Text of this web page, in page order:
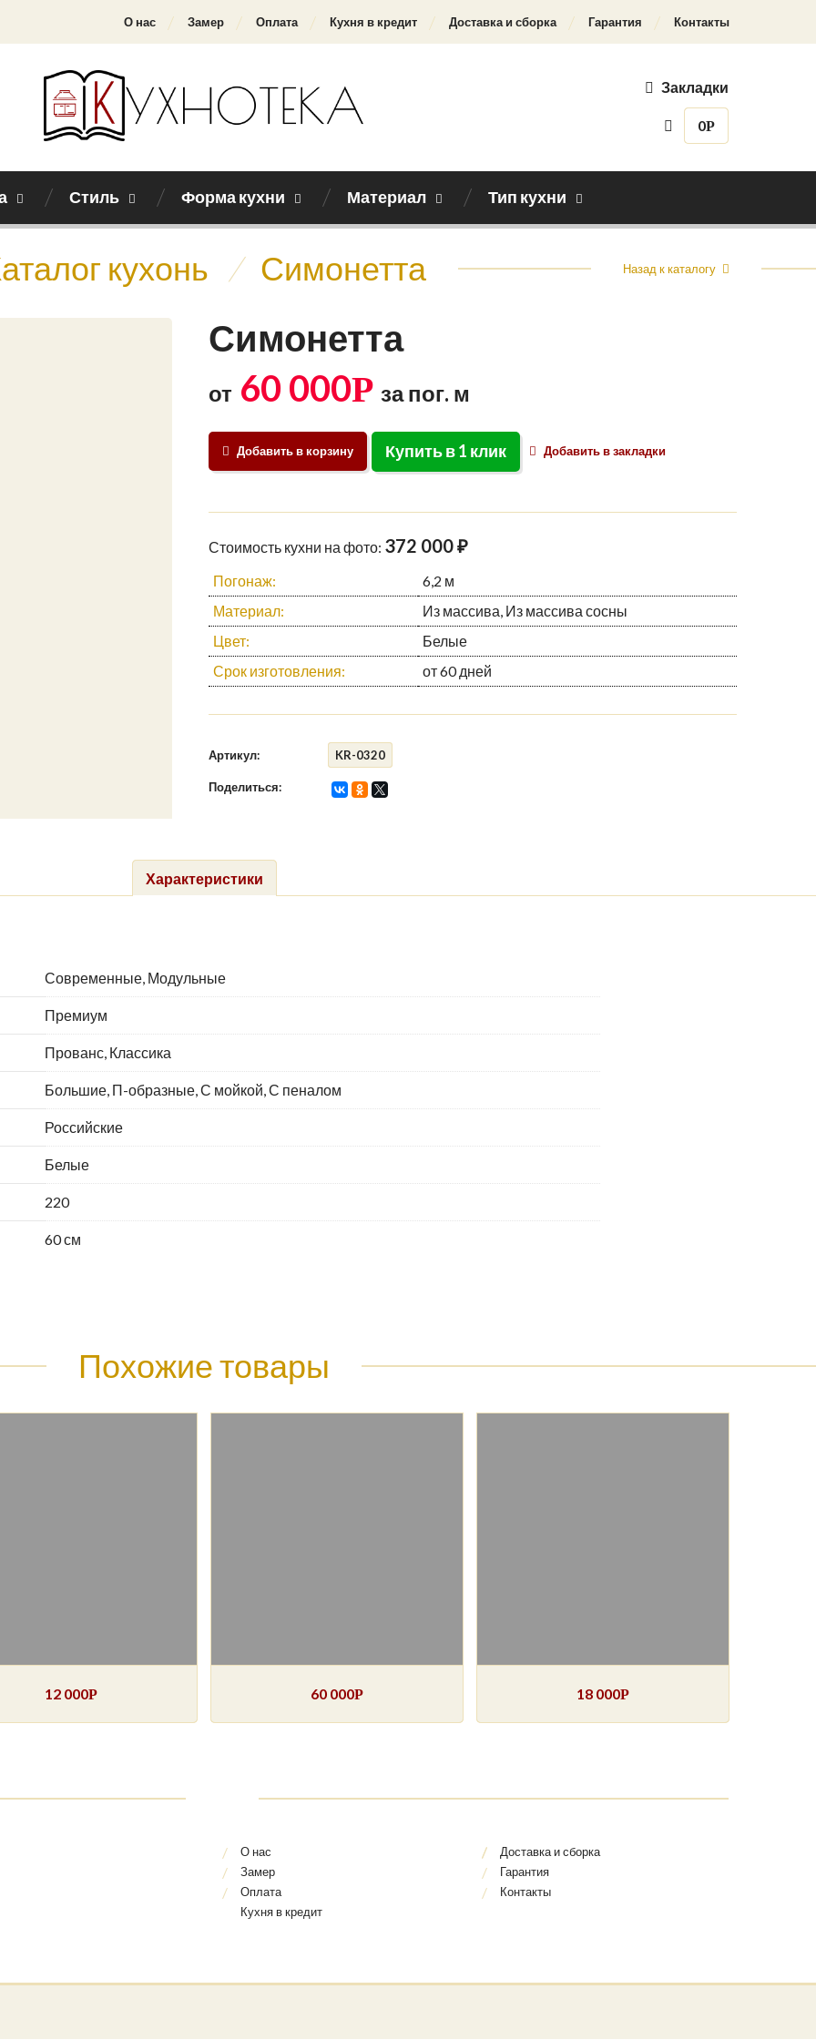
О нас Замер Оплата Кухня в кредит Доставка и сборка Гарантия Контакты
Закладки
0Р
Стиль Форма кухни Материал Тип кухни
кухонь / Симонетта Назад к каталогу
Симонетта
от 60 000Р за пог. м
Добавить в корзину Купить в 1 клик Добавить в закладки
Стоимость кухни на фото: 372 000 ₽
Погонаж:
6,2 м
Материал:
Из массива, Из массива сосны
Цвет:
Белые
Срок изготовления:
от 60 дней
Артикул: KR-0320
Поделиться:
Характеристики
Современные, Модульные
Премиум
Прованс, Классика
Большие, П-образные, С мойкой, С пеналом
Российские
Белые
220
60 см
Похожие товары
12 000Р 60 000Р 18 000Р
О нас
Замер
Оплата
Кухня в кредит
Доставка и сборка
Гарантия
Контакты